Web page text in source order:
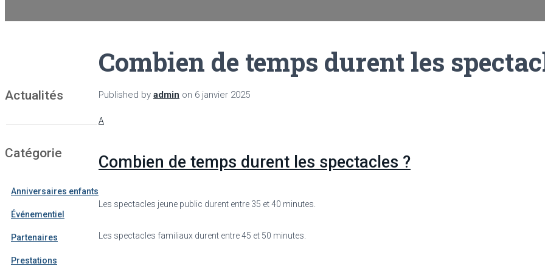
Actualités
Catégorie
Anniversaires enfants
Événementiel
Partenaires
Prestations
Combien de temps durent les
Published by admin on 6 janvier 2025
A
Combien de temps durent les spectacles ?
Les spectacles jeune public durent entre 35 et 40 minutes.
Les spectacles familiaux durent entre 45 et 50 minutes.